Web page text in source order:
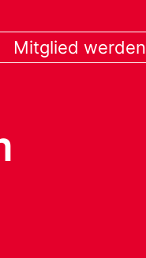
Mitglied werden